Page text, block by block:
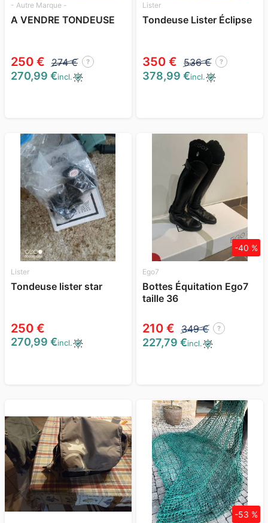
- Autre Marque -
A VENDRE TONDEUSE
250 € 274 € ?
270,99 €incl.
Lister
Tondeuse Lister Éclipse
350 € 536 € ?
378,99 €incl.
Lister
Tondeuse lister star
250 €
270,99 €incl.
Ego7
Bottes Équitation Ego7
taille 36
210 € 349 € ?
-40 %
227,79 €incl.
-53 %